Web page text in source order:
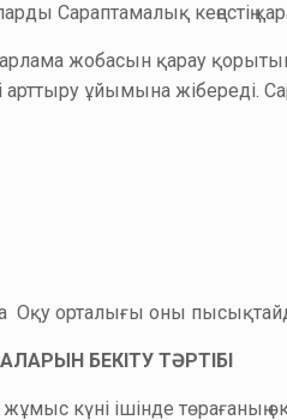
Сараптамалық кеңестің
жобасын қарау
арттыру ұйымына жібереді.
орталығы оны
БЕКІТУ ТӘРТІБІ
күні ішінде төрағаның